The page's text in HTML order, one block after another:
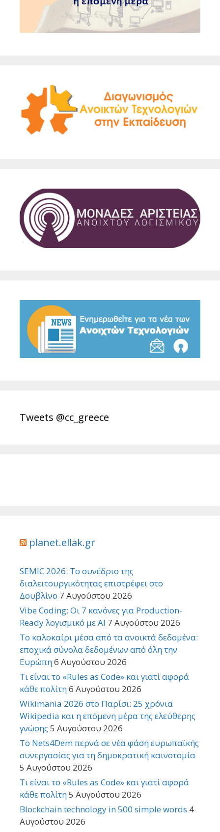
Tweets @cc_greece
planet.ellak.gr
SEMIC 2026: Το συνέδριο της
διαλειτουργικότητας επιστρέφει στο
Δουβλίνο 7 Αυγούστου 2026
Vibe Coding: Οι 7 κανόνες για Production-
Ready λογισμικό με AI 7 Αυγούστου 2026
Το καλοκαίρι μέσα από τα ανοικτά δεδομένα:
εποχικά σύνολα δεδομένων από όλη την
Ευρώπη6 Αυγούστου 2026
Τι είναι το «Rules as Code» και γιατί αφορά
κάθε πολίτη6 Αυγούστου 2026
Wikimania 2026 στο Παρίσι: 25 χρόνια
Wikipedia και η επόμενη μέρα της ελεύθερης
γνώσης 5 Αυγούστου 2026
Το Nets4Dem περνά σε νέα φάση ευρωπαϊκής
συνεργασίας για τη δημοκρατική καινοτομία
5 Αυγούστου 2026
Τι είναι το «Rules as Code» και γιατί αφορά
κάθε πολίτη5 Αυγούστου 2026
Blockchain technology in 500 simple words 4
Αυγούστου 2026